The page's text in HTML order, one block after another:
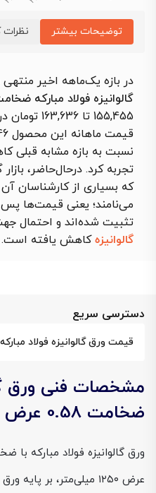
توضیحات بیشتر نظرات
در بازه یک‌ماهه اخیر منتهی به 1405/05/
گالوانیزه فولاد مبارکه ضخامت 0.58 میل عرض
155,455 تا
نسبت به بازه مشابه قبلی
تجربه کرد. درحال‌حاضر، بازار
که بسیاری از کارشناسان
می‌نامند؛ یعنی قیمت‌ها
تثبیت شده‌اند و احتمال
گالوانیزهکاهش یافته است.
دسترسی سریع
قیمت ورق گالوانیزه فولاد مبارکه
مشخصات فنی ورق
ضخامت 0.58 عرض 1250
عرض ۱۲۵۰ میلی‌متر، بر